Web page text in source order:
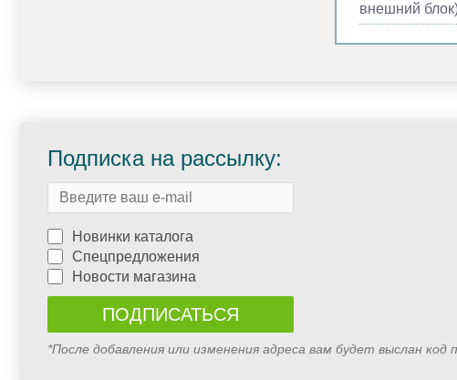
внешний
Подписка на рассылку:
Новинки каталога
Спецпредложения
Новости магазина
*После добавления или изменения адреса вам будет выслан